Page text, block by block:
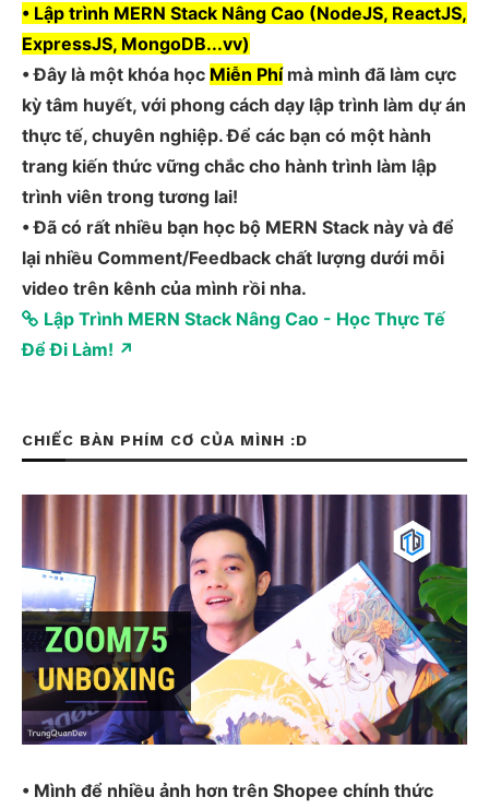
• Lập trình MERN Stack Nâng Cao (NodeJS, ReactJS,
ExpressJS, MongoDB...vv)
• Đây là một khóa học Miễn Phímà mình đã làm cực
kỳ tâm huyết, với phong cách dạy lập trình làm dự án
thực tế, chuyên nghiệp. Để các bạn có một hành
trang kiến thức vững chắc cho hành trình làm lập
trình viên trong tương lai!
• Đã có rất nhiều bạn học bộ MERN Stack này và để
lại nhiều Comment/Feedback chất lượng dưới mỗi
video trên kênh của mình rồi nha.
Lập Trình MERN Stack Nâng Cao - Học Thực Tế
Để Đi Làm! ↗
CHIẾC BÀN PHÍM CƠ CỦA MÌNH :D
• Mình để nhiều ảnh hơn trên Shopee chính thức